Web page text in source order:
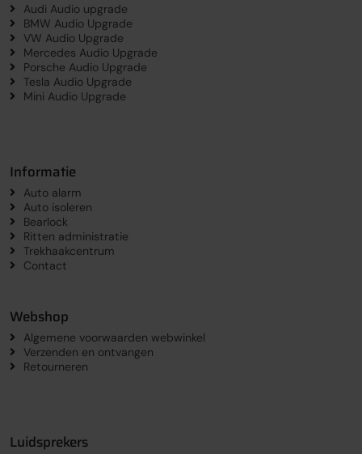
Audi Audio upgrade
BMW Audio Upgrade
VW Audio Upgrade
Mercedes Audio Upgrade
Porsche Audio Upgrade
Tesla Audio Upgrade
Mini Audio Upgrade
Informatie
Auto alarm
Auto isoleren
Bearlock
Ritten administratie
Trekhaakcentrum
Contact
Webshop
Algemene voorwaarden webwinkel
Verzenden en ontvangen
Retourneren
Luidsprekers